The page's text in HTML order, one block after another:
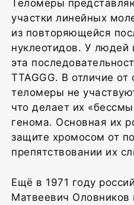
Теломеры
участки линейных
из повторяющейся
нуклеотидов. У людей
эта
TTAGGG. В отличие
теломеры не
что делает их
генома. Основная их
защите хромосом от
препятствовании их
Ещё в 1971 году
Матвеевич Оловников